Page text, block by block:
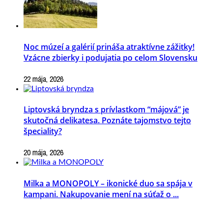
Noc múzeí a galérií prináša atraktívne zážitky!
Vzácne zbierky i podujatia po celom Slovensku
22 mája, 2026
Liptovská bryndza s prívlastkom “májová” je
skutočná delikatesa. Poznáte tajomstvo tejto
špeciality?
20 mája, 2026
Milka a MONOPOLY – ikonické duo sa spája v
kampani. Nakupovanie mení na súťaž o ...